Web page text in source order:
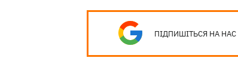
ПІДПИШІТЬСЯ НА НАС